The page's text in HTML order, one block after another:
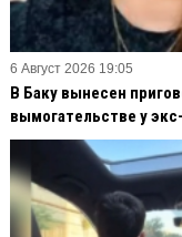
6 Август 2026 19:05
В Баку вынесен
вымогательстве у